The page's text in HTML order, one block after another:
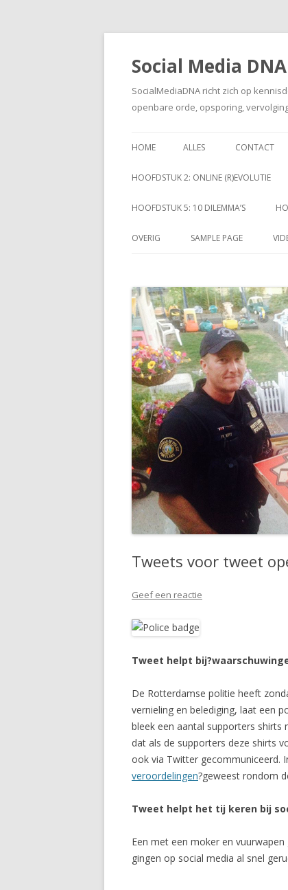
Social Media DNA
SocialMediaDNA richt zich op
openbare orde, opsporing,
HOME ALLES CONTACT
HOOFDSTUK 2: ONLINE (R)EVOLUTIE
HOOFDSTUK 5: 10 DILEMMA’S
OVERIG SAMPLE PAGE
Tweets voor tweet
Geef een reactie
Tweet helpt
De Rotterdamse politie heeft
vernieling en belediging, laat een
bleek een aantal supporters shirts
dat als de supporters deze shirts
ook via Twitter gecommuniceerd.
veroordelingen?geweest rondom
Tweet helpt het tij keren bij
Een met een moker en
gingen op social media al snel